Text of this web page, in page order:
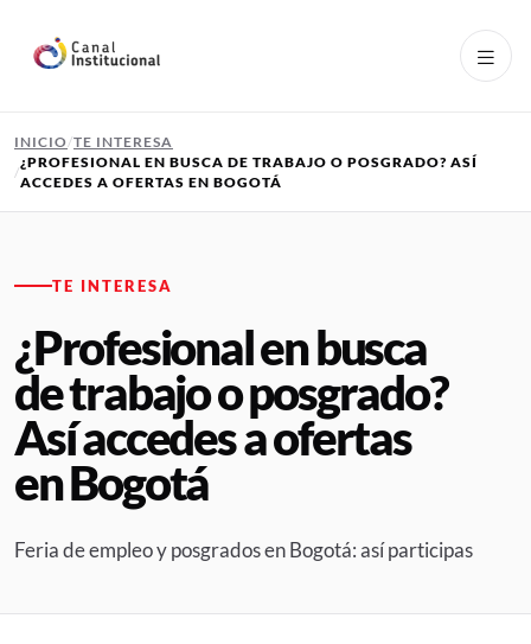
INICIO TE INTERESA
¿PROFESIONAL EN BUSCA DE TRABAJO O POSGRADO? ASÍ
ACCEDES A OFERTAS EN BOGOTÁ
TE INTERESA
¿Profesional en busca
de trabajo o posgrado?
Así accedes a ofertas
en Bogotá
Feria de empleo y posgrados en Bogotá: así participas